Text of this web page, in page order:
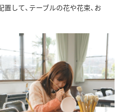
して、テーブルの花や花束、お